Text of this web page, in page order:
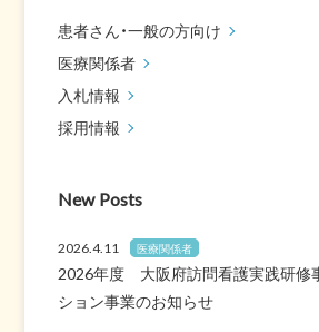
患者さん・一般の方向け
医療関係者
入札情報
採用情報
New Posts
2026.4.11 医療関係者
2026年度 大阪府訪問看護実践研
ション事業のお知らせ